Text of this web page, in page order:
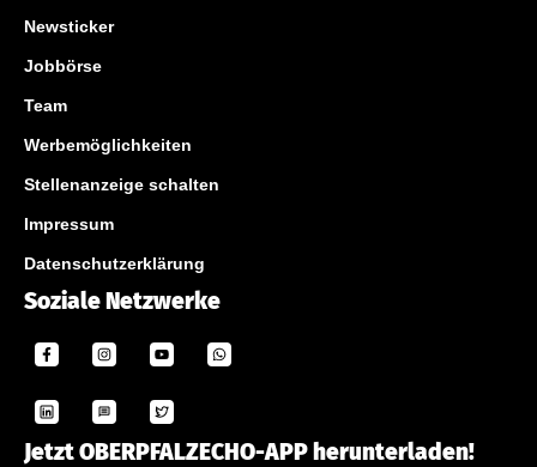
Newsticker
Jobbörse
Team
Werbemöglichkeiten
Stellenanzeige schalten
Impressum
Datenschutzerklärung
Soziale Netzwerke
Jetzt OBERPFALZECHO-APP herunterladen!